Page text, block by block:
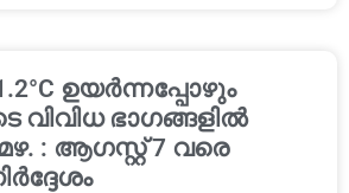
ഉയർന്നപ്പോഴും
ഭാഗങ്ങളിൽ
: ആഗസ്റ്റ് 7 വരെ